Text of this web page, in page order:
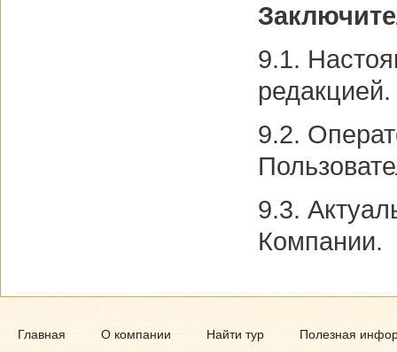
9.1.
редакцией.
9.2.
9.3.
Компании.
Главная О компании Найти тур Полезная